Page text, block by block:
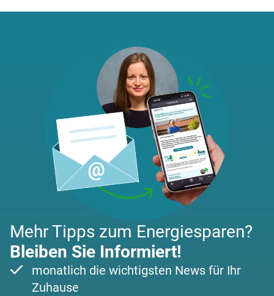
Mehr Tipps zum Energiesparen?
Bleiben Sie Informiert!
monatlich die wichtigsten News für Ihr
Zuhause